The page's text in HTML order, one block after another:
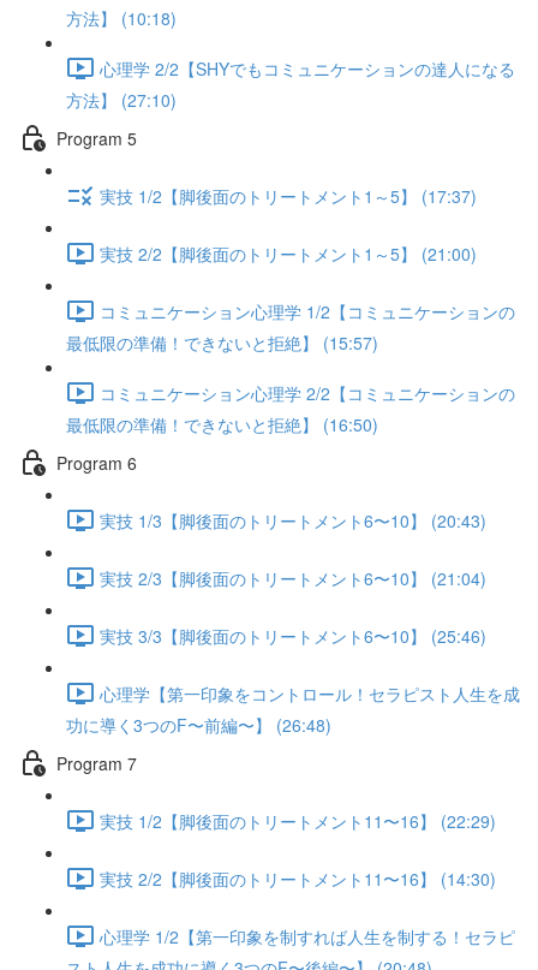
方法】 (10:18)
心理学 2/2【SHYでもコミュニケーションの達人になる
方法】 (27:10)
Program 5
実技 1/2【脚後面のトリートメント1～5】 (17:37)
実技 2/2【脚後面のトリートメント1～5】 (21:00)
コミュニケーション心理学 1/2【コミュニケーションの
最低限の準備！できないと拒絶】 (15:57)
コミュニケーション心理学 2/2【コミュニケーションの
最低限の準備！できないと拒絶】 (16:50)
Program 6
実技 1/3【脚後面のトリートメント6〜10】 (20:43)
実技 2/3【脚後面のトリートメント6〜10】 (21:04)
実技 3/3【脚後面のトリートメント6〜10】 (25:46)
心理学【第一印象をコントロール！セラピスト人生を成
功に導く3つのF〜前編〜】 (26:48)
Program 7
実技 1/2【脚後面のトリートメント11〜16】 (22:29)
実技 2/2【脚後面のトリートメント11〜16】 (14:30)
心理学 1/2【第一印象を制すれば人生を制する！セラピ